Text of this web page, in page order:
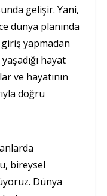
gelişir. Yani,
dünya planında
yapmadan
hayat
ve hayatının
doğru
bireysel
Dünya